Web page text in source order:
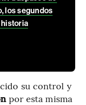
los segundos
historia
su control y
por esta misma